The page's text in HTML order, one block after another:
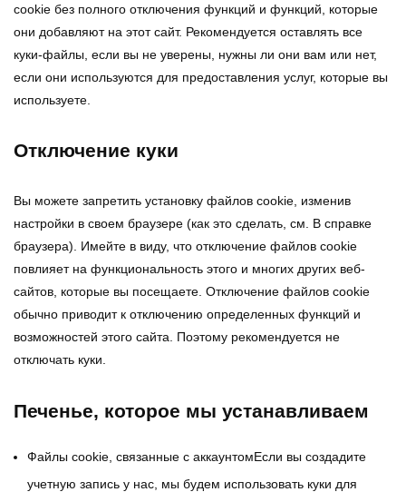
cookie без полного отключения функций и функций, которые
они добавляют на этот сайт. Рекомендуется оставлять все
куки-файлы, если вы не уверены, нужны ли они вам или нет,
если они используются для предоставления услуг, которые вы
используете.
Отключение куки
Вы можете запретить установку файлов cookie, изменив
настройки в своем браузере (как это сделать, см. В справке
браузера). Имейте в виду, что отключение файлов cookie
повлияет на функциональность этого и многих других веб-
сайтов, которые вы посещаете. Отключение файлов cookie
обычно приводит к отключению определенных функций и
возможностей этого сайта. Поэтому рекомендуется не
отключать куки.
Печенье, которое мы устанавливаем
Файлы cookie, связанные с аккаунтомЕсли вы создадите
учетную запись у нас, мы будем использовать куки для